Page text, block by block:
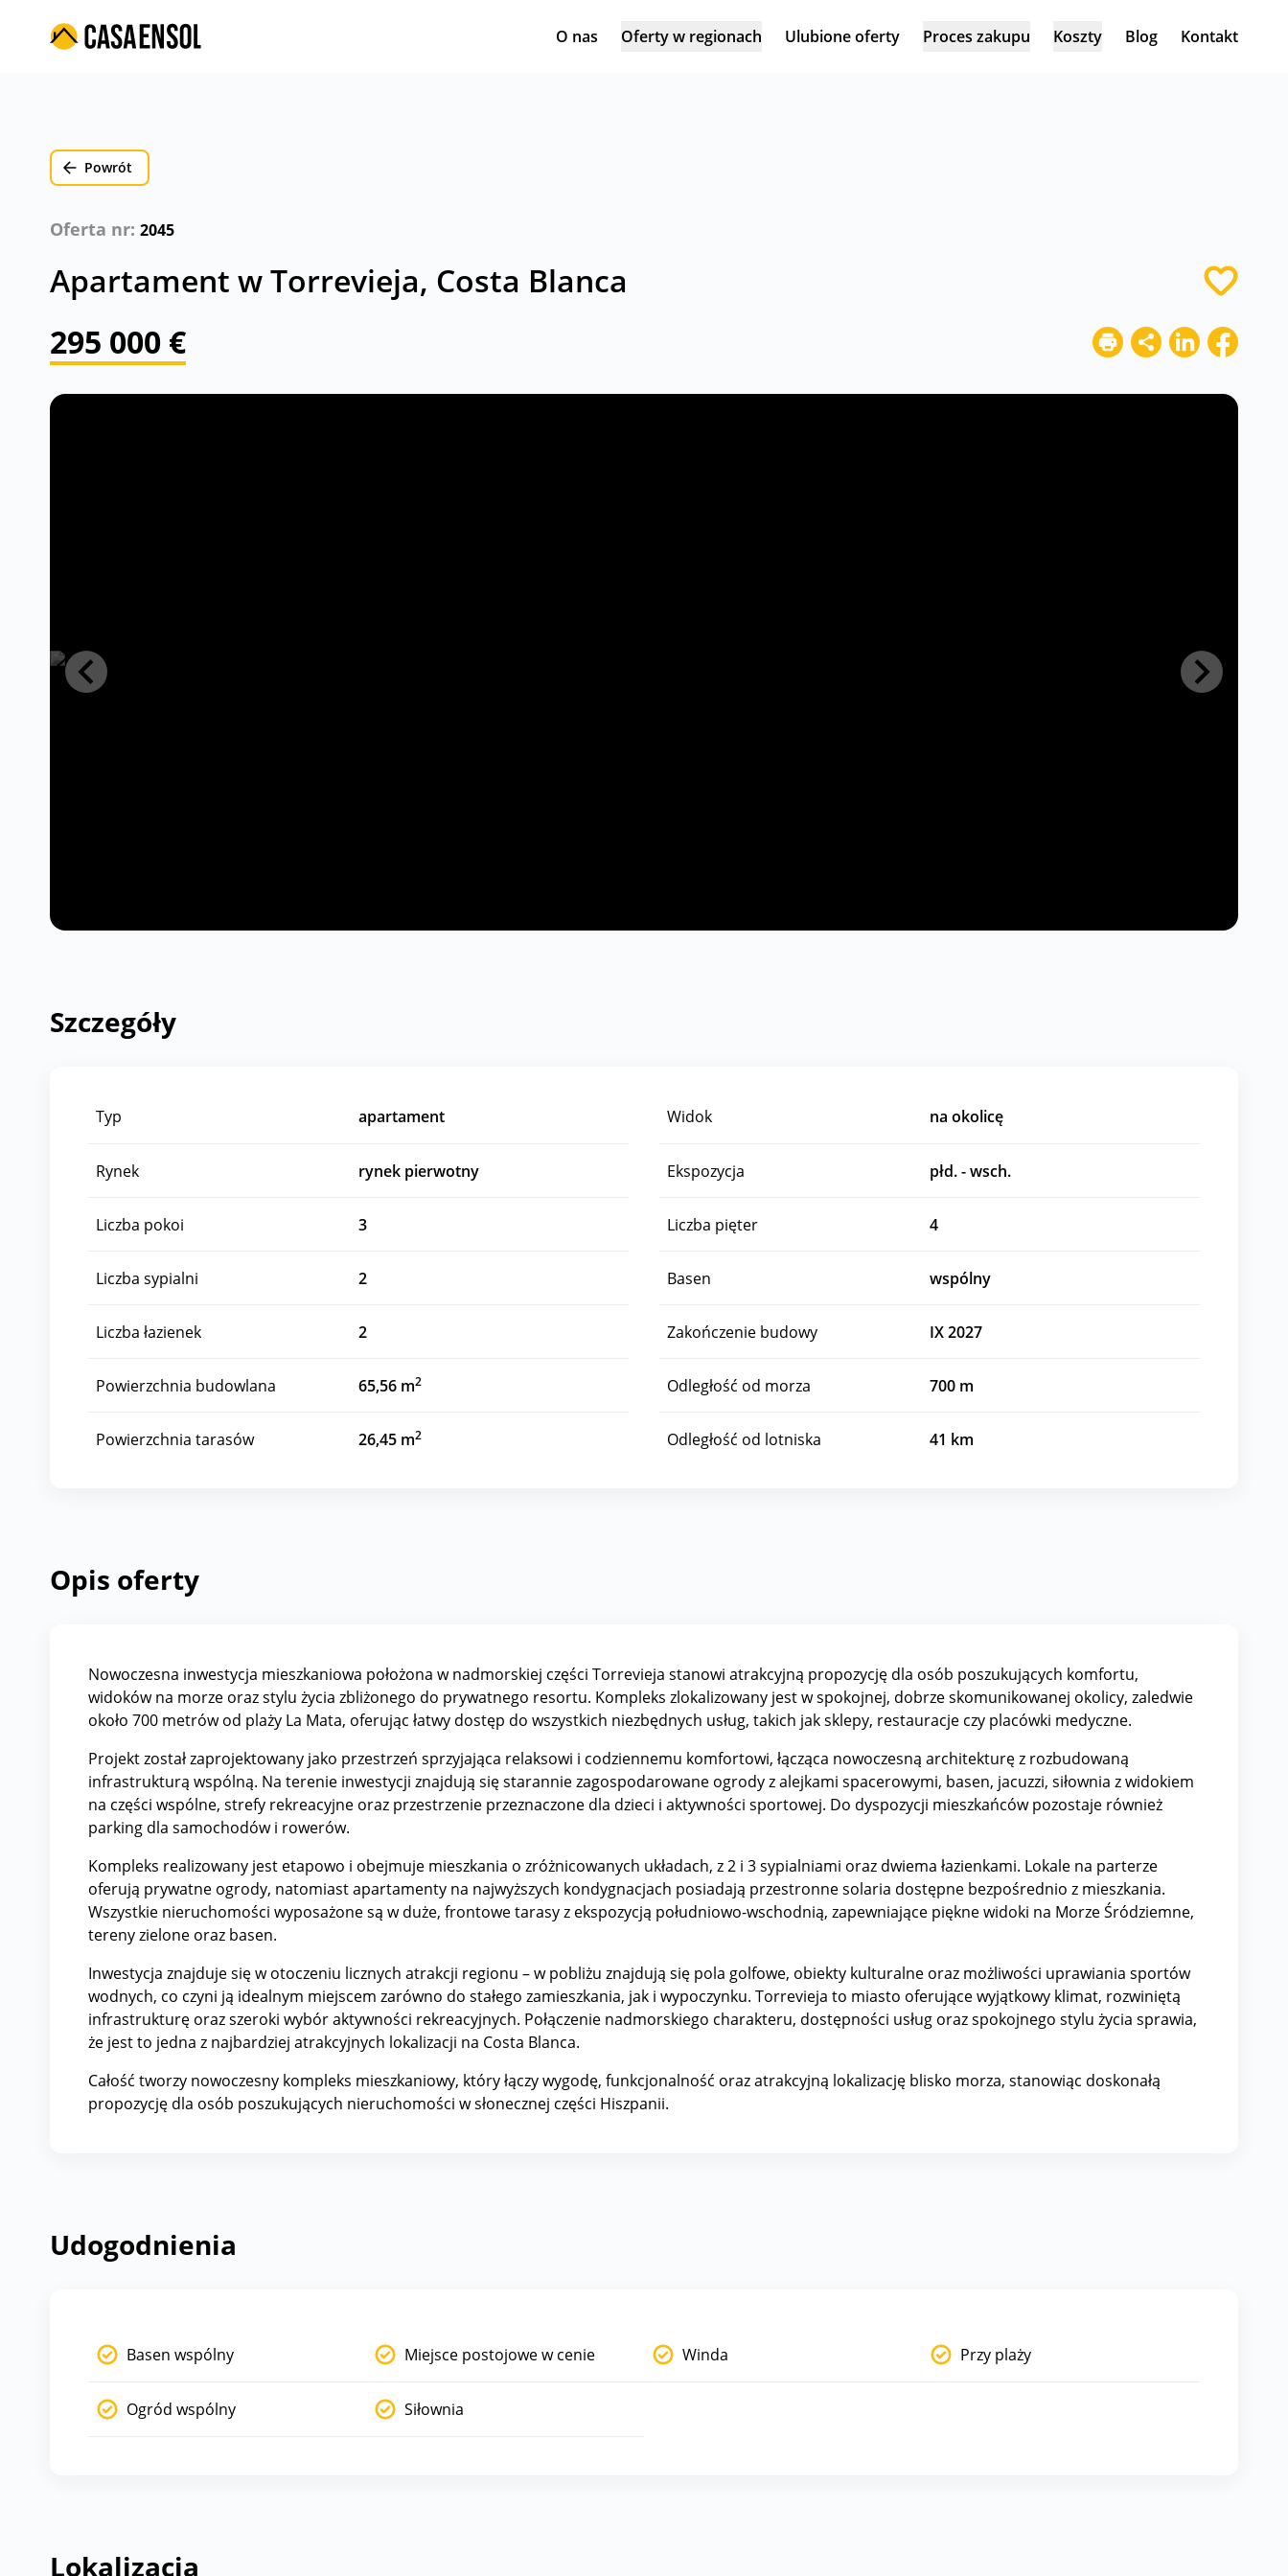
O nas Oferty w regionach Ulubione oferty Proces zakupu Koszty Blog Kontakt
Powrót
Oferta nr: 2045
Apartament w Torrevieja, Costa Blanca
295 000 €
Szczegóły
Typ apartament
Rynek rynek pierwotny
Liczba pokoi 3
Liczba sypialni 2
Liczba łazienek 2
Powierzchnia budowlana 65,56 m2
Powierzchnia tarasów 26,45 m2
Widok na okolicę
Ekspozycja płd. - wsch.
Liczba pięter 4
Basen wspólny
Zakończenie budowy IX 2027
Odległość od morza 700 m
Odległość od lotniska 41 km
Opis oferty
Nowoczesna inwestycja mieszkaniowa położona w nadmorskiej części Torrevieja stanowi atrakcyjną propozycję dla osób poszukujących komfortu,
widoków na morze oraz stylu życia zbliżonego do prywatnego resortu. Kompleks zlokalizowany jest w spokojnej, dobrze skomunikowanej okolicy, zaledwie
około 700 metrów od plaży La Mata, oferując łatwy dostęp do wszystkich niezbędnych usług, takich jak sklepy, restauracje czy placówki medyczne.
Projekt został zaprojektowany jako przestrzeń sprzyjająca relaksowi i codziennemu komfortowi, łącząca nowoczesną architekturę z rozbudowaną
infrastrukturą wspólną. Na terenie inwestycji znajdują się starannie zagospodarowane ogrody z alejkami spacerowymi, basen, jacuzzi, siłownia z widokiem
na części wspólne, strefy rekreacyjne oraz przestrzenie przeznaczone dla dzieci i aktywności sportowej. Do dyspozycji mieszkańców pozostaje również
parking dla samochodów i rowerów.
Kompleks realizowany jest etapowo i obejmuje mieszkania o zróżnicowanych układach, z 2 i 3 sypialniami oraz dwiema łazienkami. Lokale na parterze
oferują prywatne ogrody, natomiast apartamenty na najwyższych kondygnacjach posiadają przestronne solaria dostępne bezpośrednio z mieszkania.
Wszystkie nieruchomości wyposażone są w duże, frontowe tarasy z ekspozycją południowo-wschodnią, zapewniające piękne widoki na Morze Śródziemne,
tereny zielone oraz basen.
Inwestycja znajduje się w otoczeniu licznych atrakcji regionu – w pobliżu znajdują się pola golfowe, obiekty kulturalne oraz możliwości uprawiania sportów
wodnych, co czyni ją idealnym miejscem zarówno do stałego zamieszkania, jak i wypoczynku. Torrevieja to miasto oferujące wyjątkowy klimat, rozwiniętą
infrastrukturę oraz szeroki wybór aktywności rekreacyjnych. Połączenie nadmorskiego charakteru, dostępności usług oraz spokojnego stylu życia sprawia,
że jest to jedna z najbardziej atrakcyjnych lokalizacji na Costa Blanca.
Całość tworzy nowoczesny kompleks mieszkaniowy, który łączy wygodę, funkcjonalność oraz atrakcyjną lokalizację blisko morza, stanowiąc doskonałą
propozycję dla osób poszukujących nieruchomości w słonecznej części Hiszpanii.
Udogodnienia
Basen wspólny
Ogród wspólny
Miejsce postojowe w cenie
Siłownia
Winda Przy plaży
Lokalizacja